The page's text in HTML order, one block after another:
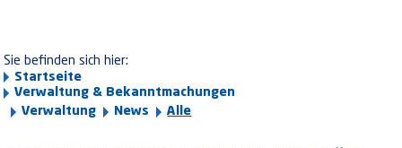
Sie befinden sich hier:
Startseite
Verwaltung & Bekanntmachungen
Verwaltung
News Alle